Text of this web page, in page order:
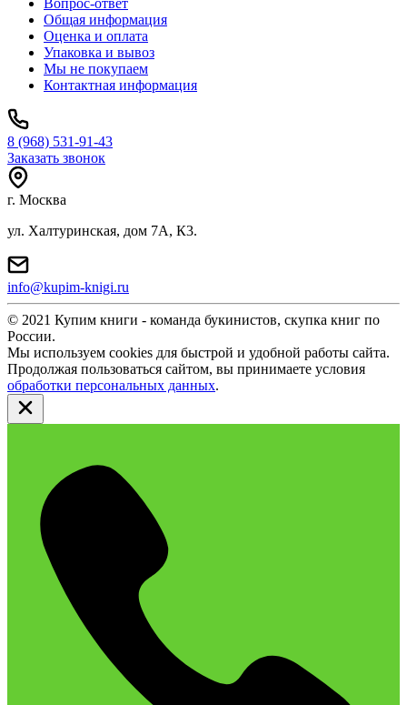
Вопрос-ответ
Общая информация
Оценка и оплата
Упаковка и вывоз
Мы не покупаем
Контактная информация
8 (968) 531-91-43
Заказать звонок
г. Москва
ул. Халтуринская, дом 7А, К3.
info@kupim-knigi.ru
© 2021 Купим книги - команда букинистов, скупка книг по
России.
Мы используем cookies для быстрой и удобной работы сайта.
Продолжая пользоваться сайтом, вы принимаете условия
обработки персональных данных.